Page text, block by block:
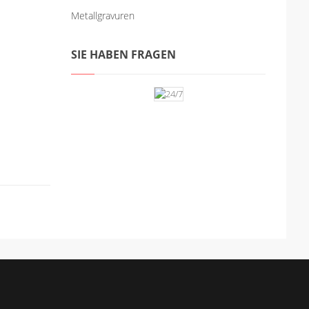
Metallgravuren
SIE HABEN FRAGEN